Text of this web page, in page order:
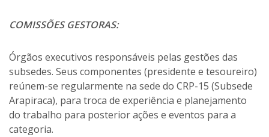
COMISSÕES GESTORAS:
Órgãos executivos responsáveis pelas gestões das
subsedes. Seus componentes (presidente e tesoureiro)
reúnem-se regularmente na sede do CRP-15 (Subsede
Arapiraca), para troca de experiência e planejamento
do trabalho para posterior ações e eventos para a
categoria.